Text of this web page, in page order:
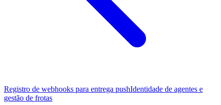
Registro de webhooks para entrega pushIdentidade de agentes e
gestão de frotas